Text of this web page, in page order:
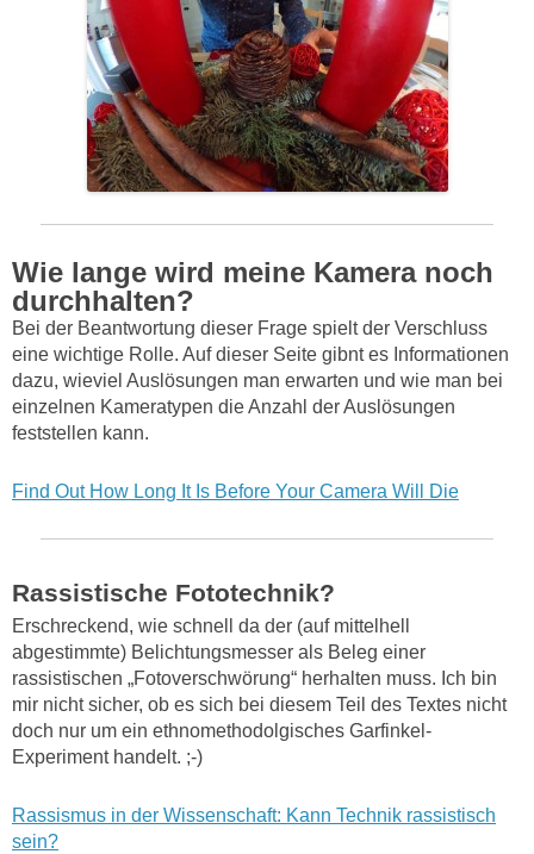
Wie lange wird meine Kamera noch
durchhalten?
Bei der Beantwortung dieser Frage spielt der Verschluss
eine wichtige Rolle. Auf dieser Seite gibnt es Informationen
dazu, wieviel Auslösungen man erwarten und wie man bei
einzelnen Kameratypen die Anzahl der Auslösungen
feststellen kann.
Find Out How Long It Is Before Your Camera Will Die
Rassistische Fototechnik?
Erschreckend, wie schnell da der (auf mittelhell
abgestimmte) Belichtungsmesser als Beleg einer
rassistischen „Fotoverschwörung“ herhalten muss. Ich bin
mir nicht sicher, ob es sich bei diesem Teil des Textes nicht
doch nur um ein ethnomethodolgisches Garfinkel-
Experiment handelt. ;-)
Rassismus in der Wissenschaft: Kann Technik rassistisch
sein?